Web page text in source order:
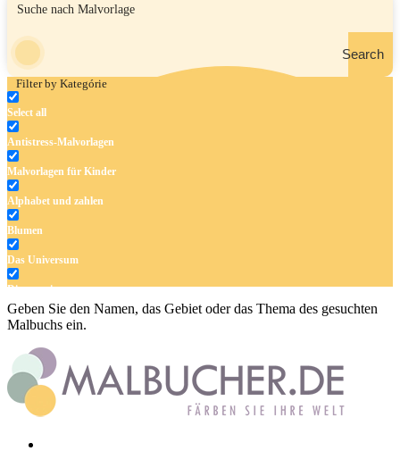
Search
Filter by Kategórie
Select all
Antistress-Malvorlagen
Malvorlagen für Kinder
Alphabet und zahlen
Blumen
Das Universum
Dinosaurier
Früchte und Gemüse
Frühling und Ostern
Halloween und Herbst
Haus und Wohnen
Geben Sie den Namen, das Gebiet oder das Thema des gesuchten
Malbuchs ein.